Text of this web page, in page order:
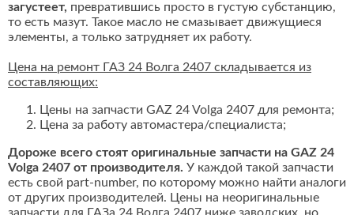
загустеет, превратившись просто в густую субстанцию,
то есть мазут. Такое масло не смазывает движущиеся
элементы, а только затрудняет их работу.
Цена на ремонт ГАЗ 24 Волга 2407 складывается из
составляющих:
Цены на запчасти GAZ 24 Volga 2407 для ремонта;
Цена за работу автомастера/специалиста;
Дороже всего стоят оригинальные запчасти на GAZ 24
Volga 2407 от производителя. У каждой такой запчасти
есть свой part-number, по которому можно найти аналоги
от других производителей. Цены на неоригинальные